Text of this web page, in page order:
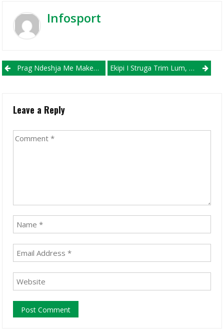
Infosport
Post navigation
Prag Ndeshja Me Makedonija GJ.P., Flet Kapiteni Bunjamin Shabani Ekipi I Struga Trim Lum, Pjesë E Ekspozitës Paolo Rossi Në Shkup
Leave a Reply